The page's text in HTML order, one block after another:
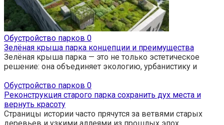
Обустройство парков 0
Зелёная крыша парка концепции и преимущества
Зелёная крыша парка — это не только эстетическое
решение: она объединяет экологию, урбанистику и
Обустройство парков 0
Реконструкция старого парка сохранить дух места и
вернуть красоту
Страницы истории часто прячутся за ветвями старых